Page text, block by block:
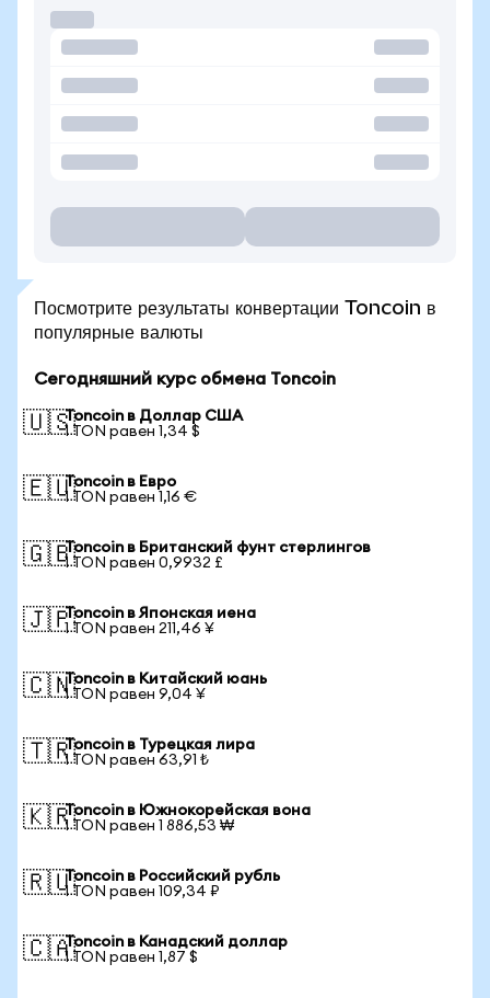
Посмотрите результаты конвертации Toncoin в
популярные валюты
Сегодняшний курс обмена Toncoin
🇺🇸Toncoin в Доллар США
1 TON равен 1,34 $
🇪🇺Toncoin в Евро
1 TON равен 1,16 €
🇬🇧Toncoin в Британский фунт стерлингов
1 TON равен 0,9932 £
🇯🇵Toncoin в Японская иена
1 TON равен 211,46 ¥
🇨🇳Toncoin в Китайский юань
1 TON равен 9,04 ¥
🇹🇷Toncoin в Турецкая лира
1 TON равен 63,91 ₺
🇰🇷Toncoin в Южнокорейская вона
1 TON равен 1 886,53 ₩
🇷🇺Toncoin в Российский рубль
1 TON равен 109,34 ₽
🇨🇦Toncoin в Канадский доллар
1 TON равен 1,87 $